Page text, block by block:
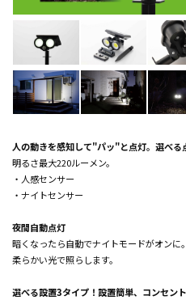
人の動きを感知して"パッ"と点灯。選べる
明るさ最大220ルーメン。
・人感センサー
・ナイトセンサー
夜間自動点灯
暗くなったら自動でナイトモードがオンに。
柔らかい光で照らします。
選べる設置3タイプ！設置簡単、コンセント